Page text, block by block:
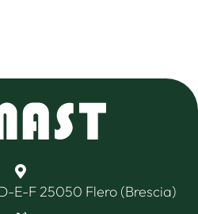
E-F 25050 Flero (Brescia)